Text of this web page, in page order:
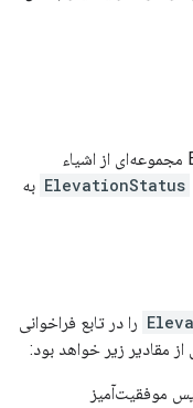
ElevationStatus به
را در تابع فراخوانی
مقادیر زیر خواهد بود:
موفقیت‌آمیز